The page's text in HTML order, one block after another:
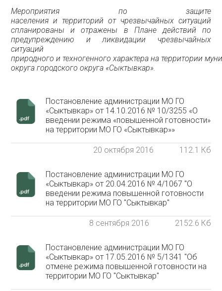
Версия для слабовидящих
Мероприятия по защите
населенияи территорий от чрезвычайныхситуаций
спланированыи отражены в Планедействий по
предупреждению и ликвидации чрезвычайных
ситуаций
природногои техногенного характерана территории
округа городского округа «Сыктывкар».
Постановление администрации МО ГО
«Сыктывкар» от 14.10.2016 № 10/3255 «О
введении режима «повышенной готовности»
на территории МО ГО «Сыктывкар»»
20 октября 2016 112.1 Кб
Постановление администрации МО ГО
«Сыктывкар» от 20.04.2016 № 4/1067 "О
введении режима повышенной готовности
на территории МО ГО "Сыктывкар"
8 сентября 2016 2152.6 Кб
Постановление администрации МО ГО
«Сыктывкар» от 17.05.2016 № 5/1341 "Об
отмене режима повышенной готовности на
территории МО ГО "Сыктывкар"